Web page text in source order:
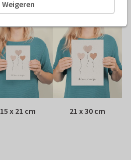
15 x 21 cm 21 x 30 cm
Weigeren